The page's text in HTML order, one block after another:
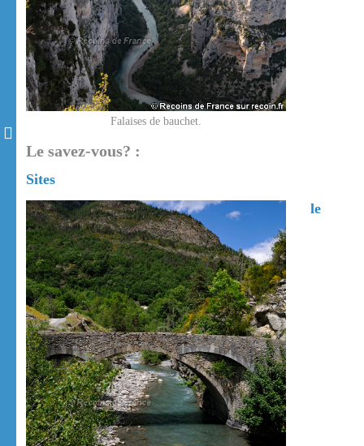
Falaises de bauchet.
Le savez-vous? :
Sites
le